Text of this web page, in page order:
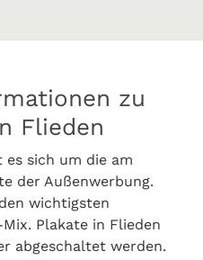
zu
Flieden
es sich um die am
der Außenwerbung.
wichtigsten
Plakate in Flieden
abgeschaltet werden.